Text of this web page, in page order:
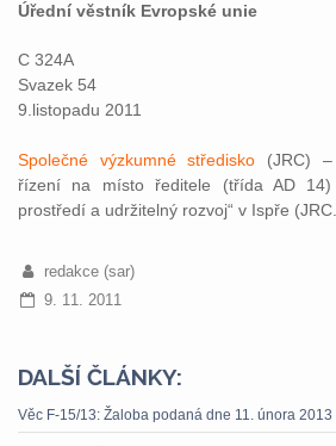
Úřední věstník Evropské unie
C 324A
Svazek 54
9.listopadu 2011
Společné výzkumné středisko (JRC) –
řízení na místo ředitele (třída AD
prostředí a udržitelný rozvoj“ v Ispře
redakce (sar)
9. 11. 2011
DALŠÍ ČLÁNKY:
Věc F-15/13: Žaloba podaná dne 11. února